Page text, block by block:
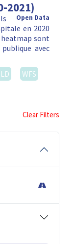
2021)
Open Data
en 2020
heatmap sont
avec
WFS
Clear Filters